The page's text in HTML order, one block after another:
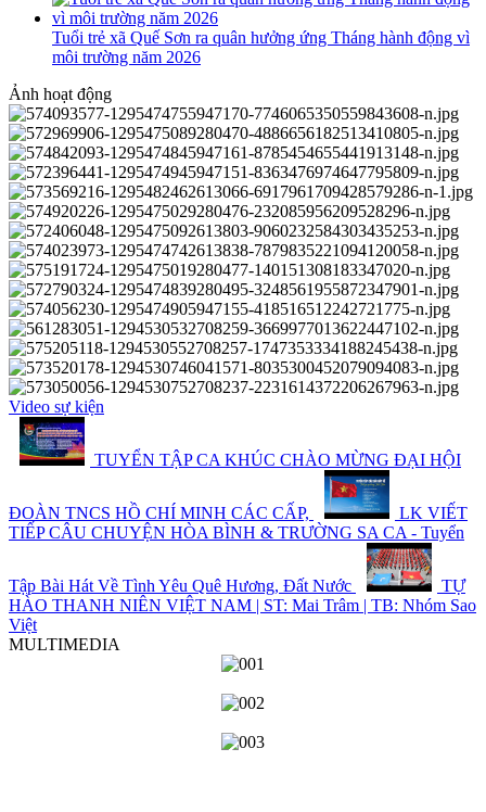
Tuổi trẻ xã Quế Sơn ra quân hưởng ứng Tháng hành động vì
môi trường năm 2026
Ảnh hoạt động
Video sự kiện
TUYỂN TẬP CA KHÚC CHÀO MỪNG ĐẠI HỘI
ĐOÀN TNCS HỒ CHÍ MINH CÁC CẤP,
LK VIẾT
TIẾP CÂU CHUYỆN HÒA BÌNH & TRƯỜNG SA CA - Tuyển
Tập Bài Hát Về Tình Yêu Quê Hương, Đất Nước
TỰ
HÀO THANH NIÊN VIỆT NAM | ST: Mai Trâm | TB: Nhóm Sao
Việt
MULTIMEDIA